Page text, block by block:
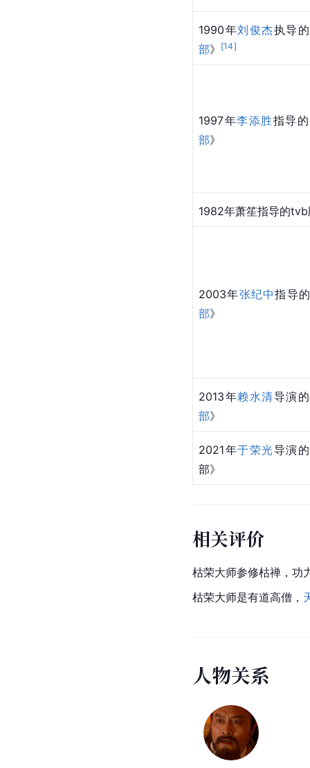
1990年刘俊杰执导
部》 [14]
1997年李添胜指导
部》
1982年萧笙指导的
2003年张纪中指导
部》
2013年赖水清导演
部》
2021年于荣光导演
部》
相关评价
枯荣大师参修枯禅，功
枯荣大师是有道高僧 ，
人物关系